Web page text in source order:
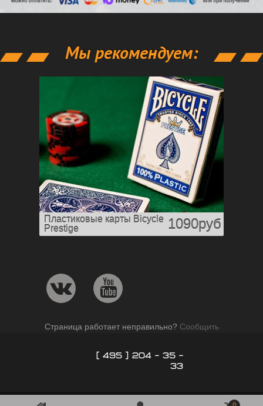
Мы рекомендуем:
Пластиковые карты Bicycle
Prestige
1090руб
Страница работает неправильно? Сообщить
[ 495 ] 204 - 35 -
33